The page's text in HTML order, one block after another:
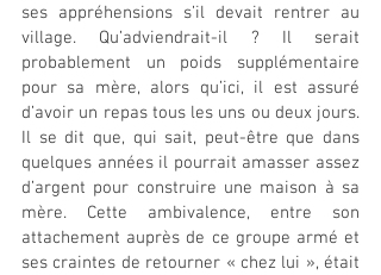
ses appréhensions s’il devait rentrer au
village. Qu’adviendrait-il ? Il serait
probablement un poids supplémentaire
pour sa mère, alors qu’ici, il est assuré
d’avoir un repas tous les uns ou deux jours.
Il se dit que, qui sait, peut-être que dans
quelques années il pourrait amasser assez
d’argent pour construire une maison à sa
mère. Cette ambivalence, entre son
attachement auprès de ce groupe armé et
ses craintes de retourner « chez lui », était